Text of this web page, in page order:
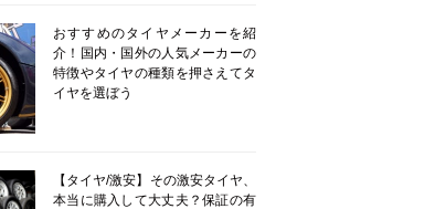
おすすめのタイヤメーカーを紹
介！国内・国外の人気メーカーの
特徴やタイヤの種類を押さえてタ
イヤを選ぼう
【タイヤ/激安】その激安タイヤ、
本当に購入して大丈夫？保証の有